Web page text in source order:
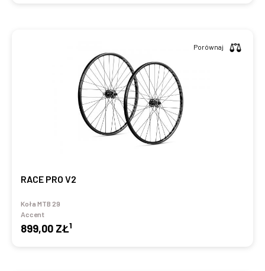
RACE PRO V2
Koła MTB 29
Accent
899,00 ZŁ1
Porównaj